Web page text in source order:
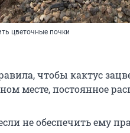
цветочные почки
чтобы кактус
месте, постоянное
не обеспечить ему